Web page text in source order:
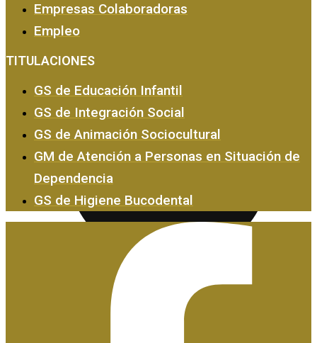
Certificados de Profesionalidad
Empresas Colaboradoras
Empleo
TITULACIONES
GS de Educación Infantil
GS de Integración Social
GS de Animación Sociocultural
GM de Atención a Personas en Situación de
Dependencia
GS de Higiene Bucodental